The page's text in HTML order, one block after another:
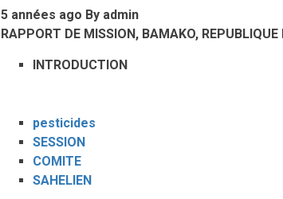
Stockholm,
Article
par
5 années ago By admin
RAPPORT DE MISSION, BAMAKO, REPUBLIQUE
INTRODUCTION
pesticides
SESSION
COMITE
SAHELIEN